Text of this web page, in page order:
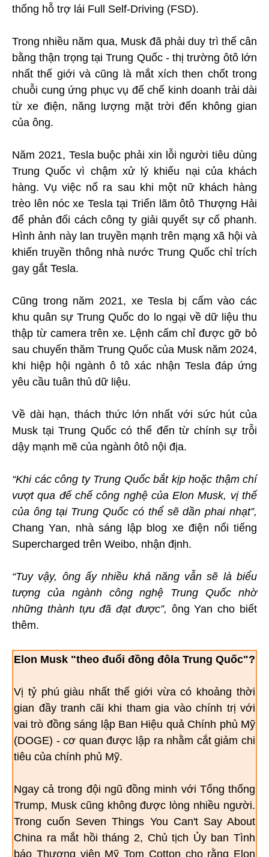
thống hỗ trợ lái Full Self-Driving (FSD).
Trong nhiều năm qua, Musk đã phải duy trì thế cân
bằng thận trọng tại Trung Quốc - thị trường ôtô lớn
nhất thế giới và cũng là mắt xích then chốt trong
chuỗi cung ứng phục vụ đế chế kinh doanh trải dài
từ xe điện, năng lượng mặt trời đến không gian
của ông.
Năm 2021, Tesla buộc phải xin lỗi người tiêu dùng
Trung Quốc vì chậm xử lý khiếu nại của khách
hàng. Vụ việc nổ ra sau khi một nữ khách hàng
trèo lên nóc xe Tesla tại Triển lãm ôtô Thượng Hải
để phản đối cách công ty giải quyết sự cố phanh.
Hình ảnh này lan truyền mạnh trên mạng xã hội và
khiến truyền thông nhà nước Trung Quốc chỉ trích
gay gắt Tesla.
Cũng trong năm 2021, xe Tesla bị cấm vào các
khu quân sự Trung Quốc do lo ngại về dữ liệu thu
thập từ camera trên xe. Lệnh cấm chỉ được gỡ bỏ
sau chuyến thăm Trung Quốc của Musk năm 2024,
khi hiệp hội ngành ô tô xác nhận Tesla đáp ứng
yêu cầu tuân thủ dữ liệu.
Về dài hạn, thách thức lớn nhất với sức hút của
Musk tại Trung Quốc có thể đến từ chính sự trỗi
dậy mạnh mẽ của ngành ôtô nội địa.
“Khi các công ty Trung Quốc bắt kịp hoặc thậm chí
vượt qua đế chế công nghệ của Elon Musk, vị thế
của ông tại Trung Quốc có thể sẽ dần phai nhạt”,
Chang Yan, nhà sáng lập blog xe điện nổi tiếng
Supercharged trên Weibo, nhận định.
“Tuy vậy, ông ấy nhiều khả năng vẫn sẽ là biểu
tượng của ngành công nghệ Trung Quốc nhờ
những thành tựu đã đạt được”, ông Yan cho biết
thêm.
Elon Musk "theo đuổi đồng đôla Trung Quốc"?
Vị tỷ phú giàu nhất thế giới vừa có khoảng thời
gian đầy tranh cãi khi tham gia vào chính trị với
vai trò đồng sáng lập Ban Hiệu quả Chính phủ Mỹ
(DOGE) - cơ quan được lập ra nhằm cắt giảm chi
tiêu của chính phủ Mỹ.
Ngay cả trong đội ngũ đồng minh với Tổng thống
Trump, Musk cũng không được lòng nhiều người.
Trong cuốn Seven Things You Can't Say About
China ra mắt hồi tháng 2, Chủ tịch Ủy ban Tình
báo Thượng viện Mỹ Tom Cotton cho rằng Elon